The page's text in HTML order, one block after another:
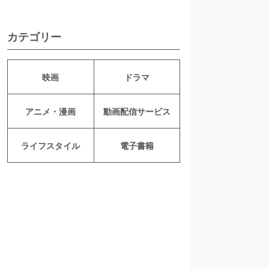
カテゴリー
映画 ドラマ
アニメ・漫画 動画配信サービス
ライフスタイル 電子書籍